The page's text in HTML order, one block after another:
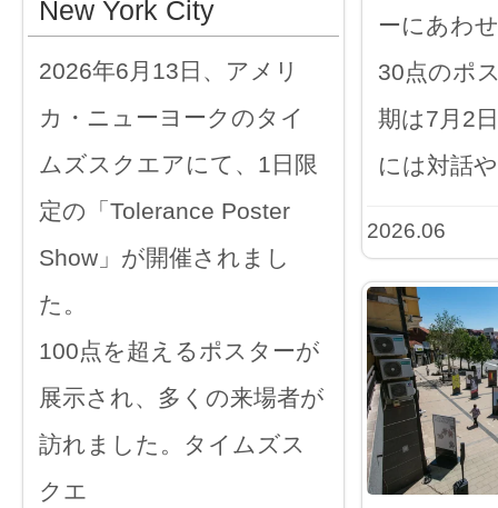
ーにあわ
30点のポ
期は7月2
には対話
2026.06
New York City
2026年6月13日、アメリ
カ・ニューヨークのタイ
ムズスクエアにて、1日限
定の「Tolerance Poster
Show」が開催されまし
た。
100点を超えるポスターが
展示され、多くの来場者が
訪れました。タイムズス
クエ